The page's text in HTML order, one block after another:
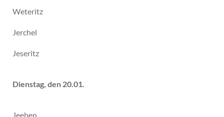
Weteritz
Jerchel
Jeseritz
Dienstag, den 20.01.
Jeeben